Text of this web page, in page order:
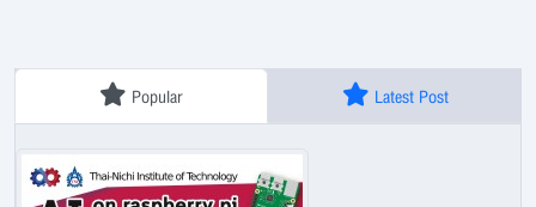
Popular Latest Post